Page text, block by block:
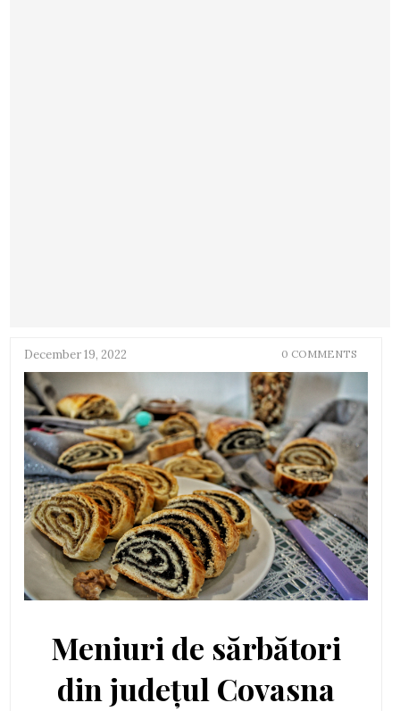
December 19, 2022 0 COMMENTS
Meniuri de sărbători
din județul Covasna